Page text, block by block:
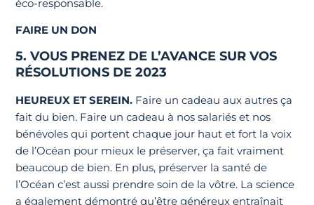
éco-responsable.
FAIRE UN DON
5. VOUS PRENEZ DE L’AVANCE SUR VOS
RÉSOLUTIONS DE 2023
HEUREUX ET SEREIN. Faire un cadeau aux autres ça
fait du bien. Faire un cadeau à nos salariés et nos
bénévoles qui portent chaque jour haut et fort la voix
de l’Océan pour mieux le préserver, ça fait vraiment
beaucoup de bien. En plus, préserver la santé de
l’Océan c’est aussi prendre soin de la vôtre. La science
a également démontré qu’être généreux entraînait